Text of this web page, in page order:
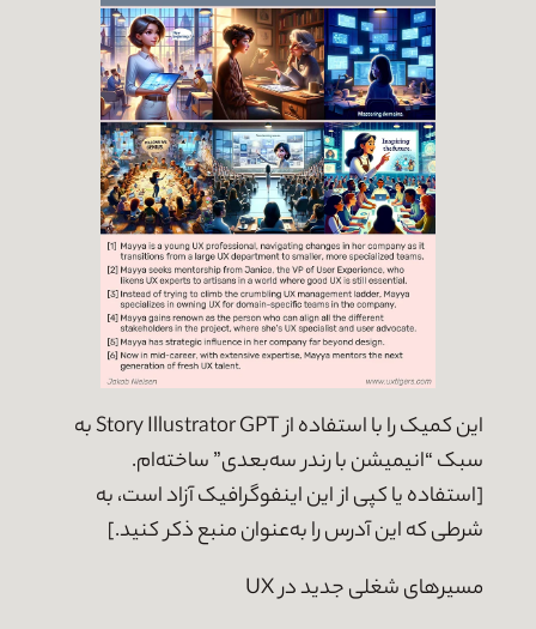
این کمیک را با استفاده از Story Illustrator GPT به
سبک “انیمیشن با رندر سه‌بعدی” ساخته‌ام.
[استفاده یا کپی از این اینفوگرافیک آزاد است، به
شرطی که این آدرس را به‌عنوان منبع ذکر کنید.]
مسیرهای شغلی جدید در UX